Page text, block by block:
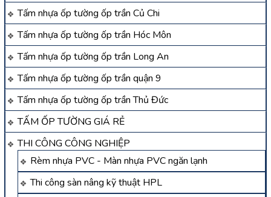
Tấm nhựa ốp tường ốp trần Củ Chi
Tấm nhựa ốp tường ốp trần Hóc Môn
Tấm nhựa ốp tường ốp trần Long An
Tấm nhựa ốp tường ốp trần quận 9
Tấm nhựa ốp tường ốp trần Thủ Đức
TẤM ỐP TƯỜNG GIÁ RẺ
THI CÔNG CÔNG NGHIỆP
Rèm nhựa PVC - Màn nhựa PVC ngăn lạnh
Thi công sàn nâng kỹ thuật HPL